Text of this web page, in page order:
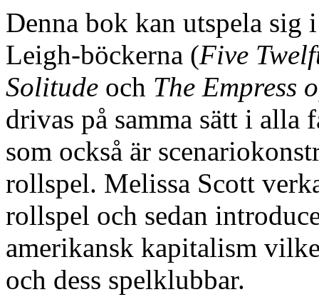
Denna bok kan utspela sig
Leigh-böckerna (Five
Solitude och The Empress
drivas på samma sätt i
som också är
rollspel. Melissa Scott
rollspel och sedan
amerikansk kapitalism
och dess spelklubbar.